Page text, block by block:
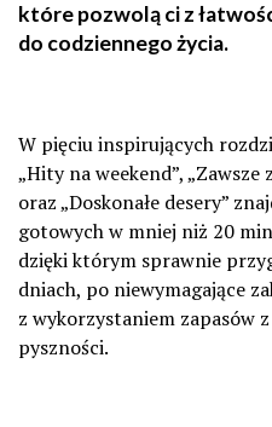
które pozwolą ci z
do codziennego życia.
W pięciu inspirujących
„Hity na weekend”, „Zawsze
oraz „Doskonałe desery”
gotowych w mniej niż 20
dzięki którym sprawnie
dniach, po niewymagające
z wykorzystaniem zapasów
pyszności.